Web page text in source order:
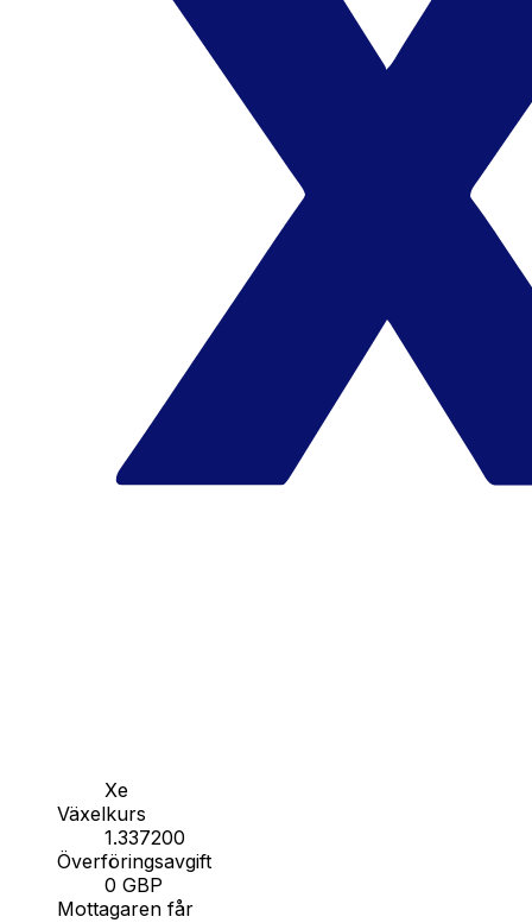
Xe
Växelkurs
1.337200
Överföringsavgift
0 GBP
Mottagaren får